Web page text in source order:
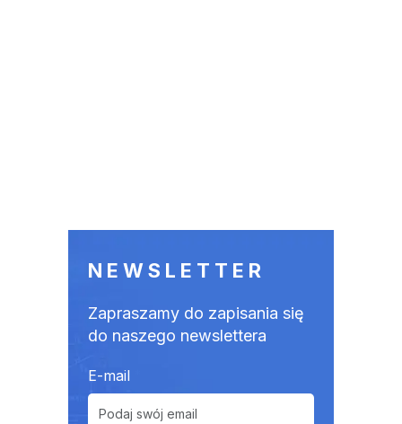
NEWSLETTER
Zapraszamy do zapisania się
do naszego newslettera
E-mail